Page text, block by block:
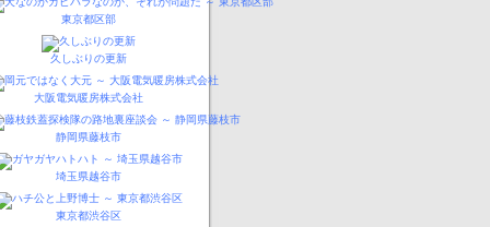
東京都区部
久しぶりの更新
大阪電気暖房株式会社
静岡県藤枝市
埼玉県越谷市
東京都渋谷区